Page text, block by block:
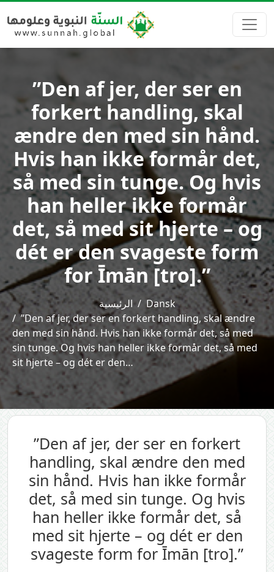
”Den af jer, der ser en
forkert handling, skal
ændre den med sin hånd.
Hvis han ikke formår det,
så med sin tunge. Og hvis
han heller ikke formår
det, så med sit hjerte – og
dét er den svageste form
for Īmān [tro].”
الرئيسية
Dansk
”Den af jer, der ser en forkert handling, skal ændre
den med sin hånd. Hvis han ikke formår det, så med
sin tunge. Og hvis han heller ikke formår det, så med
sit hjerte – og dét er den…
”Den af jer, der ser en forkert
handling, skal ændre den med
sin hånd. Hvis han ikke formår
det, så med sin tunge. Og hvis
han heller ikke formår det, så
med sit hjerte – og dét er den
svageste form for Īmān [tro].”